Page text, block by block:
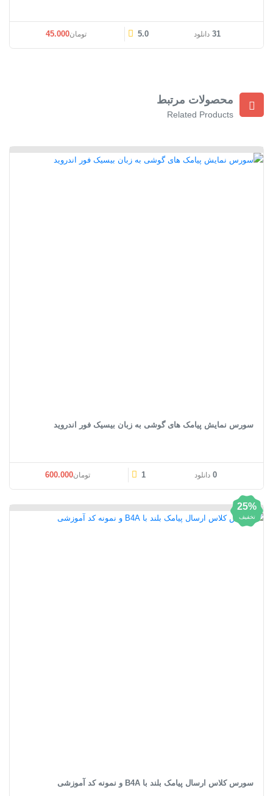
31 دانلود 5.0 تومان45.000
محصولات مرتبط
Related Products
سورس نمایش پیامک های گوشی به زبان بیسیک فور اندروید
0 دانلود 1 تومان600.000
25%
تخفیف
سورس کلاس ارسال پیامک بلند با B4A و نمونه کد آموزشی